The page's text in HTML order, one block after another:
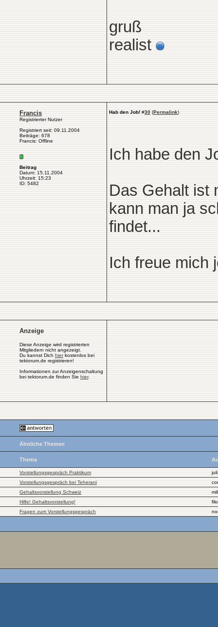
gruß
realist
Francis
Registrierter Nutzer
Registriert seit: 09.11.2004
Beiträge: 678
Francis: Offline
Beitrag
Datum: 15.11.2004
Uhrzeit: 15:23
ID: 5482
Hab den Job! #30 (Permalink)
Ich habe den
Das Gehalt ist
kann man ja
findet...
Ich freue mich
Anzeige
Diese Anzeige wird registrierten
Mitgliedern nicht angezeigt.
Du kannst Dich hierkostenlos bei
tektorum.de registrieren!
Informationen zur Anzeigenschaltung
bei tektorum.de finden Sie hier.
Ähnliche Themen
Thema
Vorstellungsgespräch Praktikum
Vorstellungsgespräch bei Teherani
Gehaltsvorstellung Schweiz
Hilfe! Gehaltsvorstellung!
filo
Fragen zum Vorstellungsgespräch